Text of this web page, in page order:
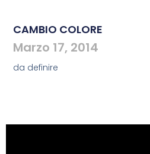
CAMBIO COLORE
Marzo 17, 2014
da definire